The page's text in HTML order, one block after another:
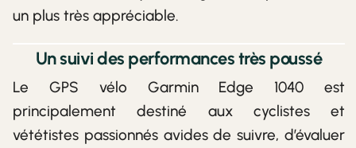
un plus très appréciable.
Un suivi des performances très poussé
Le GPS vélo Garmin Edge 1040 est
principalement destiné aux cyclistes et
vététistes passionnés avides de suivre, d’évaluer